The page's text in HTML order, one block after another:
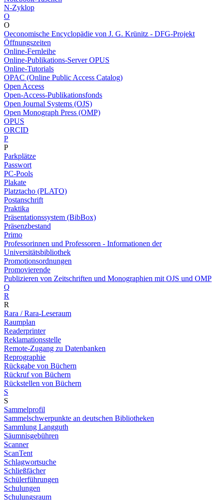
N-Zyklop
O
O
Oeconomische Encyclopädie von J. G. Krünitz - DFG-Projekt
Öffnungszeiten
Online-Fernleihe
Online-Publikations-Server OPUS
Online-Tutorials
OPAC (Online Public Access Catalog)
Open Access
Open-Access-Publikationsfonds
Open Journal Systems (OJS)
Open Monograph Press (OMP)
OPUS
ORCID
P
P
Parkplätze
Passwort
PC-Pools
Plakate
Platztacho (PLATO)
Postanschrift
Praktika
Präsentationssystem (BibBox)
Präsenzbestand
Primo
Professorinnen und Professoren - Informationen der
Universitätsbibliothek
Promotionsordnungen
Promovierende
Publizieren von Zeitschriften und Monographien mit OJS und OMP
Q
R
R
Rara / Rara-Leseraum
Raumplan
Readerprinter
Reklamationsstelle
Remote-Zugang zu Datenbanken
Reprographie
Rückgabe von Büchern
Rückruf von Büchern
Rückstellen von Büchern
S
S
Sammelprofil
Sammelschwerpunkte an deutschen Bibliotheken
Sammlung Langguth
Säumnisgebühren
Scanner
ScanTent
Schlagwortsuche
Schließfächer
Schülerführungen
Schulungen
Schulungsraum